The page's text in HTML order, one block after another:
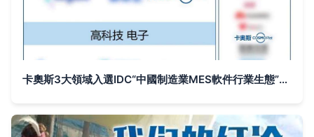
卡奧斯3大領域入選IDC“中國制造業MES軟件行業生態”圖譜 智能制造咨詢服務再獲權威認可